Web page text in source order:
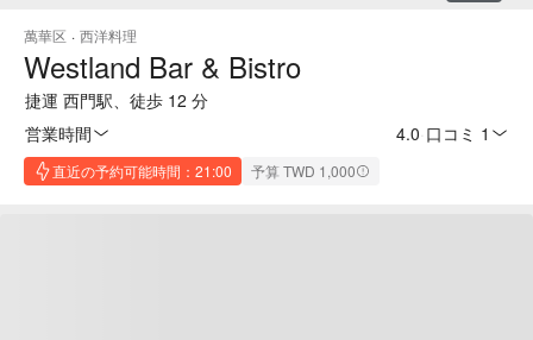
萬華区 · 西洋料理
Westland Bar & Bistro
捷運 西門駅、徒歩 12 分
営業時間
4.0 口コミ 1
直近の予約可能時間：21:00 予算 TWD 1,000